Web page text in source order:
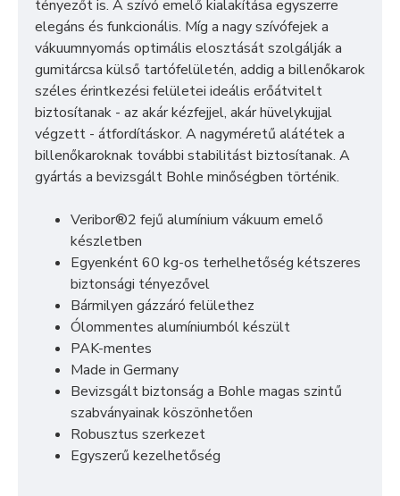
tényezőt is. A szívó emelő kialakítása egyszerre
elegáns és funkcionális. Míg a nagy szívófejek a
vákuumnyomás optimális elosztását szolgálják a
gumitárcsa külső tartófelületén, addig a billenőkarok
széles érintkezési felületei ideális erőátvitelt
biztosítanak - az akár kézfejjel, akár hüvelykujjal
végzett - átfordításkor. A nagyméretű alátétek a
billenőkaroknak további stabilitást biztosítanak. A
gyártás a bevizsgált Bohle minőségben történik.
Veribor®2 fejű alumínium vákuum emelő
készletben
Egyenként 60 kg-os terhelhetőség kétszeres
biztonsági tényezővel
Bármilyen gázzáró felülethez
Ólommentes alumíniumból készült
PAK-mentes
Made in Germany
Bevizsgált biztonság a Bohle magas szintű
szabványainak köszönhetően
Robusztus szerkezet
Egyszerű kezelhetőség